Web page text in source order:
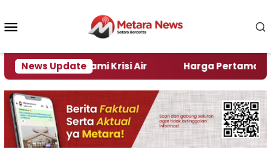
konten
News Update
Jember Alami Krisi Air Harga Pertamax